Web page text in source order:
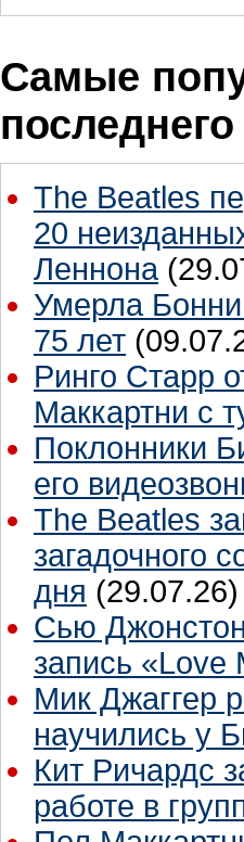
Самые
The Beatles
20
Леннона
Умерла
75 лет
Ринго Старр
Маккартни с
Поклонники
его
The Beatles
загадочного
дня (29.07.26)
Сью
запись «Love
Мик Джаггер
научились у
Кит Ричардс
работе в